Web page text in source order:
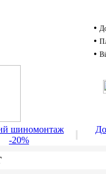
•
•
•
шиномонтаж
-20%